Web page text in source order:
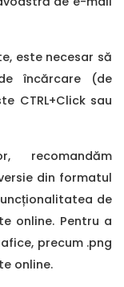
este necesar să
încărcare (de
CTRL+Click sau
recomandăm
din formatul
de
online. Pentru a
precum .png
online.